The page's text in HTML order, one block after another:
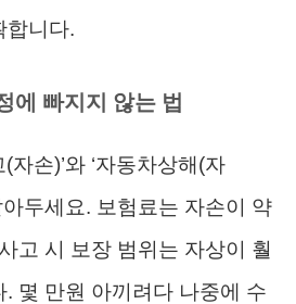
합니다.
에 빠지지 않는 법
자손)’와 ‘자동차상해(자
아두세요. 보험료는 자손이 약
고 시 보장 범위는 자상이 훨
몇 만원 아끼려다 나중에 수